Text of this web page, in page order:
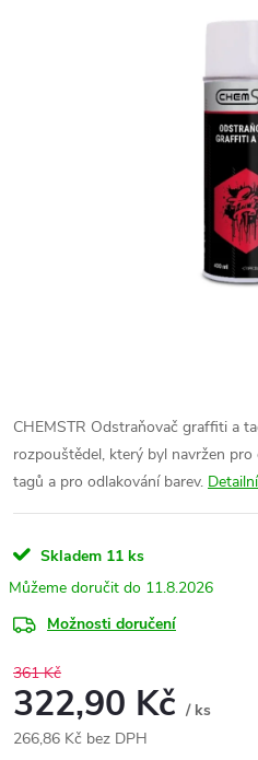
CHEMSTR Odstraňovač graffiti a
rozpouštědel, který byl navržen
tagů a pro odlakování barev.
Skladem 11 ks
11.8.2026
Možnosti doručení
361 Kč
322,90 Kč / ks
266,86 Kč bez DPH